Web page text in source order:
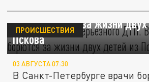
Спасают после серьёзного
врачи борются за жизни
Пскова
ПРОИСШЕСТВИЯ
03 АВГУСТА 07:30
В Санкт-Петербурге врачи